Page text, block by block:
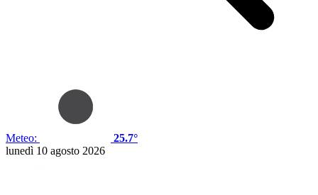
Meteo:
25.7°
lunedì 10 agosto 2026